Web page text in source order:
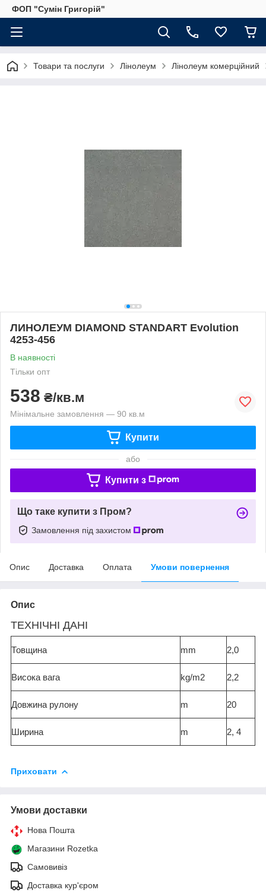
ФОП "Сумін Григорій"
Товари та послуги Лінолеум Лінолеум комерційний
ЛИНОЛЕУМ DIAMOND STANDART Evolution
4253-456
В наявності
Тільки опт
538 ₴/кв.м
Мінімальне замовлення — 90 кв.м
Купити
або
Купити з
Що таке купити з Пром?
Замовлення під захистом
Опис Доставка Оплата Умови повернення
Опис
ТЕХНІЧНІ ДАНІ
Товщина mm 2,0
Висока вага kg/m2 2,2
Довжина рулону m 20
Ширина m 2, 4
Приховати
Умови доставки
Нова Пошта
Магазини Rozetka
Самовивіз
Доставка кур'єром